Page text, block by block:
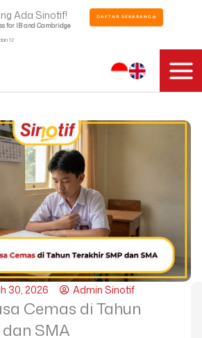
Ada Sinotif!
for IB and Cambridge
12
DAFTAR SEKARANG
30, 2026 Admin Sinotif
Cemas di Tahun
SMA